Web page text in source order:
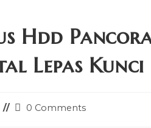
Hdd
Lepas Kunci
Post0 Comments